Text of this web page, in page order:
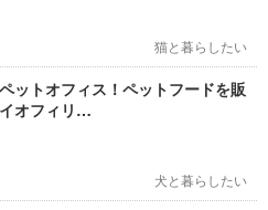
猫と暮らしたい
ットオフィス！ペットフードを販
オフィリ…
犬と暮らしたい